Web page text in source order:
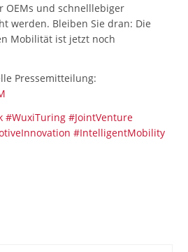
OEMs und schnelllebiger
werden. Bleiben Sie dran: Die
Mobilität ist jetzt noch
Pressemitteilung:
#WuxiTuring #JointVenture
#IntelligentMobility